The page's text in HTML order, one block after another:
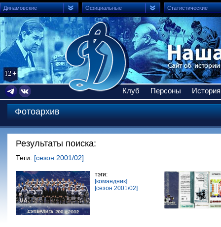
Динамовские Официальные Статистические
Клуб Персоны История
Фотоархив
Результаты поиска:
Теги: [сезон 2001/02]
тэги:
[командник]
[сезон 2001/02]